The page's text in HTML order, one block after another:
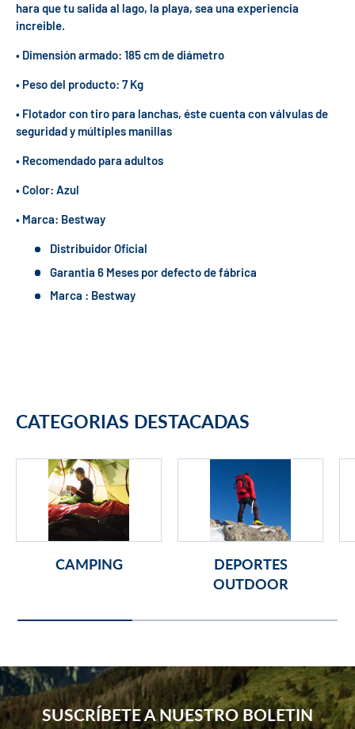
hara que tu salida al lago, la playa, sea una experiencia
increible.
• Dimensión armado: 185 cm de diámetro
• Peso del producto: 7 Kg
• Flotador con tiro para lanchas, éste cuenta con válvulas de
seguridad y múltiples manillas
• Recomendado para adultos
• Color: Azul
• Marca: Bestway
Distribuidor Oficial
Garantia 6 Meses por defecto de fábrica
Marca : Bestway
CATEGORIAS DESTACADAS
CAMPING
DEPORTES
OUTDOOR
SUSCRÍBETE A NUESTRO BOLETIN